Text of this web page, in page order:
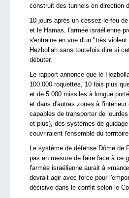
construit des tunnels en direction
10 jours après un cessez-le-feu
et le Hamas, l'armée israélienne
s'entraine en vue d'un "très
Hezbollah sans toutefois dire si
débuter.
Le rapport annonce que le
100.000 roquettes, 10 fois plus
et de 5.000 missiles à longue
et dans d'autres zones à
capables de transporter de
et plus), des systèmes de
couvriraient l'ensemble du territoire
Le système de défense Dôme de
pas en mesure de faire face à ce
l'armée israélienne aurait à
devrait agir avec force pour
décisive dans le conflit selon le